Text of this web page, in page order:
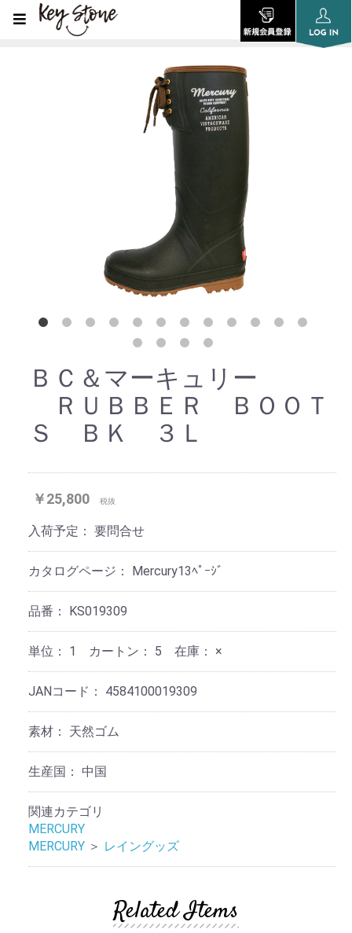
ＢＣ＆マーキュリー
ＲＵＢＢＥＲ ＢＯＯＴ
Ｓ ＢＫ ３Ｌ
￥25,800 税抜
入荷予定： 要問合せ
カタログページ： Mercury13ﾍﾟｰｼﾞ
品番： KS019309
単位： 1 カートン： 5 在庫： ×
JANコード： 4584100019309
素材： 天然ゴム
生産国： 中国
関連カテゴリ
MERCURY
MERCURY ＞ レイングッズ
Related Items